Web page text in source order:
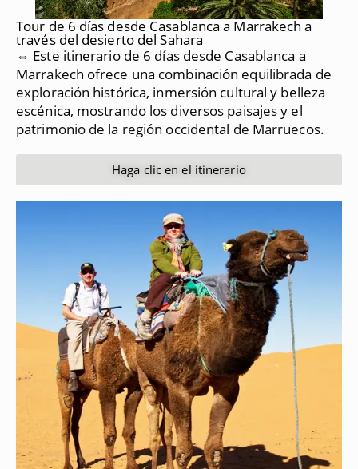
Tour de 6 días desde Casablanca a Marrakech a
través del desierto del Sahara
⇔ Este itinerario de 6 días desde Casablanca a
Marrakech ofrece una combinación equilibrada de
exploración histórica, inmersión cultural y belleza
escénica, mostrando los diversos paisajes y el
patrimonio de la región occidental de Marruecos.
Haga clic en el itinerario